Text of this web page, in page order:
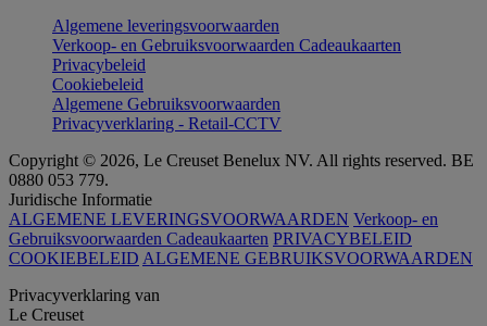
Algemene leveringsvoorwaarden
Verkoop- en Gebruiksvoorwaarden Cadeaukaarten
Privacybeleid
Cookiebeleid
Algemene Gebruiksvoorwaarden
Privacyverklaring - Retail-CCTV
Copyright © 2026, Le Creuset Benelux NV. All rights reserved. BE
0880 053 779.
Juridische Informatie
ALGEMENE LEVERINGSVOORWAARDEN Verkoop- en
Gebruiksvoorwaarden Cadeaukaarten PRIVACYBELEID
COOKIEBELEID ALGEMENE GEBRUIKSVOORWAARDEN
Privacyverklaring van
Le Creuset